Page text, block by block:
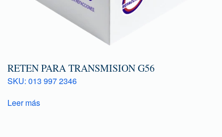
RETEN PARA TRANSMISION G56
SKU: 013 997 2346
Leer más